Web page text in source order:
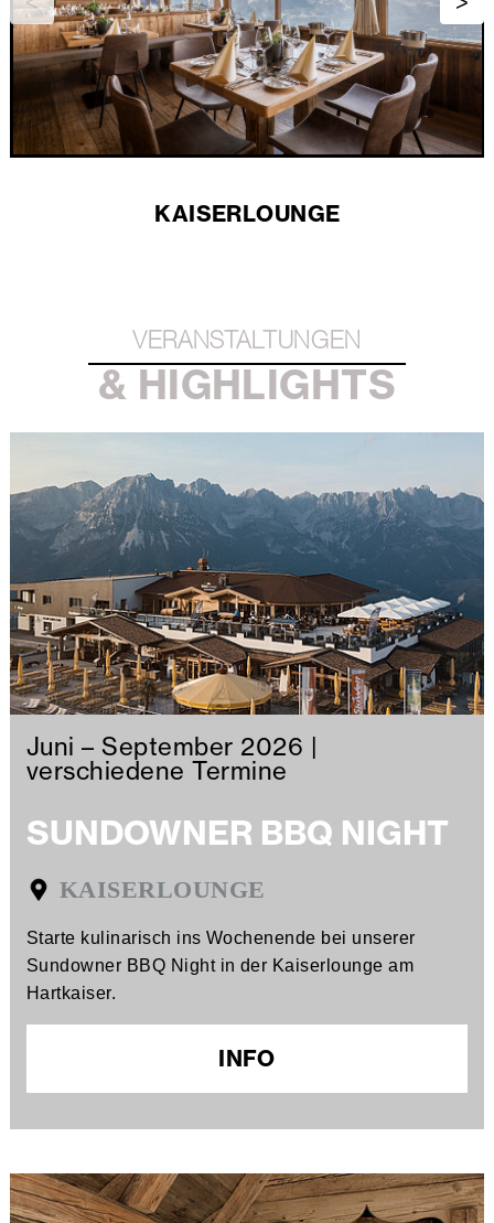
KAISERLOUNGE
VERANSTALTUNGEN
& HIGHLIGHTS
Juni – September 2026 |
verschiedene Termine
SUNDOWNER BBQ NIGHT
KAISERLOUNGE
Starte kulinarisch ins Wochenende bei unserer
Sundowner BBQ Night in der Kaiserlounge am
Hartkaiser.
INFO